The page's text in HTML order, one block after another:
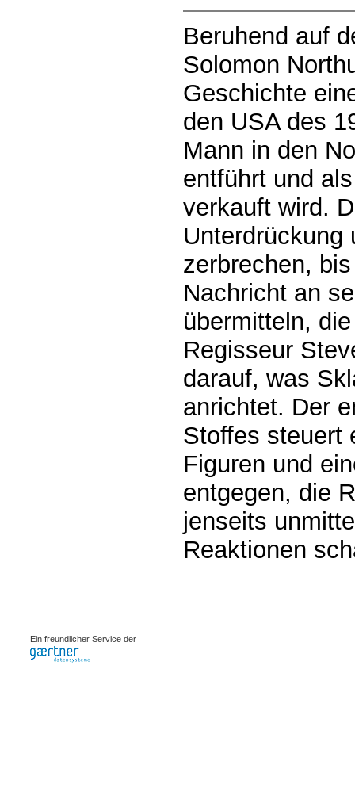
Beruhend auf
Solomon
Geschichte
den USA des
Mann in den
entführt und
verkauft wird.
Unterdrückung
zerbrechen,
Nachricht an
übermitteln,
Regisseur
darauf, was
anrichtet. Der
Stoffes steuert
Figuren und
entgegen, die
jenseits
Reaktionen
Ein freundlicher Service der